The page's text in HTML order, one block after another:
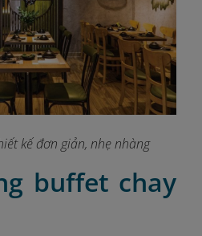
kế đơn giản, nhẹ nhàng
buffet chay